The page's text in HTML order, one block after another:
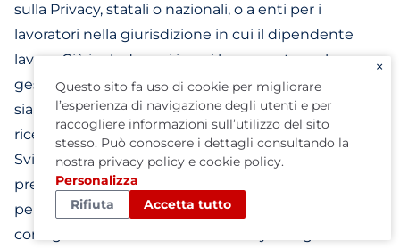
sulla Privacy, statali o nazionali, o a enti per i
lavoratori nella giurisdizione in cui il dipendente
lavora. Ciò include casi in cui la presunta mala
gestione dei dati personali sia avvenuta negli USA,
sia di responsabilità dell'organismo USA che ha
ricevuto le informazioni dal dipendente UE, SSE o in
Svizzera, implicando così una infrazione alla
presente Dichiarazione. La Società si impegna
pertanto a collaborare nelle indagini e ad allinearsi al
consiglio delle Autorità sulla Privacy e degli enti dei
×
Questo sito fa uso di cookie per migliorare
l’esperienza di navigazione degli utenti e per
raccogliere informazioni sull’utilizzo del sito
stesso. Può conoscere i dettagli consultando la
nostra privacy policy e cookie policy.
Personalizza
Rifiuta
Accetta tutto